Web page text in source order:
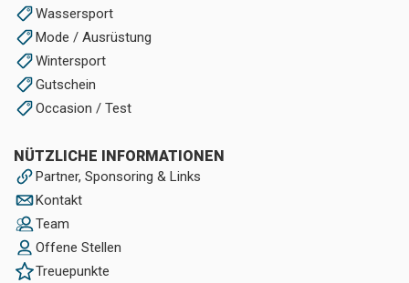
Wassersport
Mode / Ausrüstung
Wintersport
Gutschein
Occasion / Test
NÜTZLICHE INFORMATIONEN
Partner, Sponsoring & Links
Kontakt
Team
Offene Stellen
Treuepunkte